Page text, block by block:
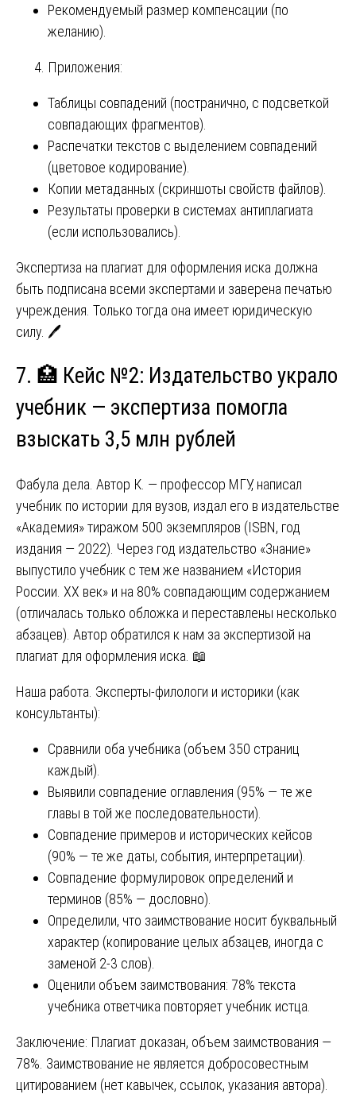
Рекомендуемый размер компенсации (по
желанию).
Приложения:
Таблицы совпадений (постранично, с подсветкой
совпадающих фрагментов).
Распечатки текстов с выделением совпадений
(цветовое кодирование).
Копии метаданных (скриншоты свойств файлов).
Результаты проверки в системах антиплагиата
(если использовались).
Экспертиза на плагиат для оформления иска должна
быть подписана всеми экспертами и заверена печатью
учреждения. Только тогда она имеет юридическую
силу. 🖊️
7. 🏥 Кейс №2: Издательство украло
учебник — экспертиза помогла
взыскать 3,5 млн рублей
Фабула дела. Автор К. — профессор МГУ, написал
учебник по истории для вузов, издал его в издательстве
«Академия» тиражом 500 экземпляров (ISBN, год
издания — 2022). Через год издательство «Знание»
выпустило учебник с тем же названием «История
России. XX век» и на 80% совпадающим содержанием
(отличалась только обложка и переставлены несколько
абзацев). Автор обратился к нам за экспертизой на
плагиат для оформления иска. 📖
Наша работа. Эксперты-филологи и историки (как
консультанты):
Сравнили оба учебника (объем 350 страниц
каждый).
Выявили совпадение оглавления (95% — те же
главы в той же последовательности).
Совпадение примеров и исторических кейсов
(90% — те же даты, события, интерпретации).
Совпадение формулировок определений и
терминов (85% — дословно).
Определили, что заимствование носит буквальный
характер (копирование целых абзацев, иногда с
заменой 2-3 слов).
Оценили объем заимствования: 78% текста
учебника ответчика повторяет учебник истца.
Заключение: Плагиат доказан, объем заимствования —
78%. Заимствование не является добросовестным
цитированием (нет кавычек, ссылок, указания автора).